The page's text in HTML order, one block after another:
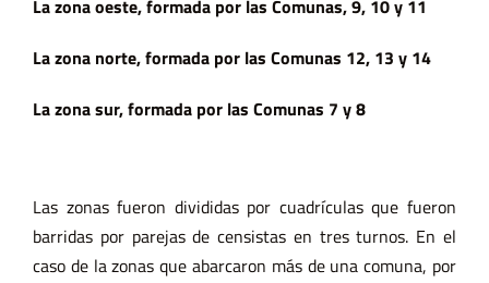
La zona oeste, formada por las Comunas, 9, 10 y 11
La zona norte, formada por las Comunas 12, 13 y 14
La zona sur, formada por las Comunas 7 y 8
Las zonas fueron divididas por cuadrículas que fueron
barridas por parejas de censistas en tres turnos. En el
caso de la zonas que abarcaron más de una comuna, por